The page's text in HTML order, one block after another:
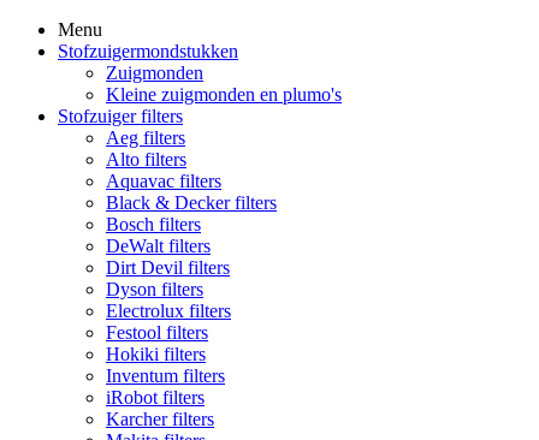
Menu
Stofzuigermondstukken
Zuigmonden
Kleine zuigmonden en plumo's
Stofzuiger filters
Aeg filters
Alto filters​
Aquavac filters
Black & Decker filters
Bosch filters
DeWalt filters
Dirt Devil filters
Dyson filters
Electrolux filters
Festool filters
Hokiki filters
Inventum filters
iRobot filters
Karcher filters